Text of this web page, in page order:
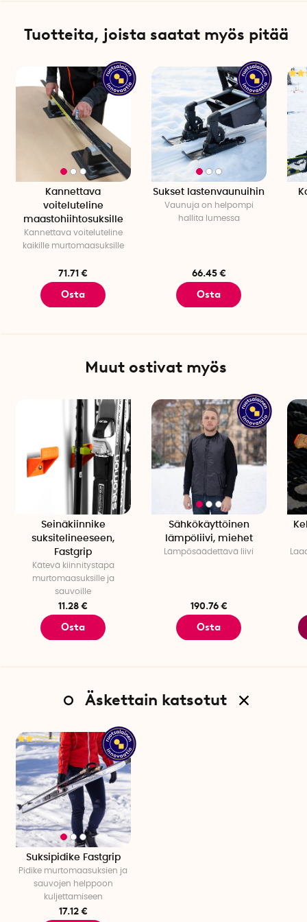
Tuotteita, joista saatat myös pitää
Kannettava
voiteluteline
maastohiihtosuksille
Kannettava voiteluteline
kaikille murtomaasuksille
71.71 €
Osta
Sukset lastenvaunuihin
Vaunuja on helpompi
hallita lumessa
66.45 €
Osta
Muut ostivat myös
Seinäkiinnike
suksitelineeseen,
Fastgrip
Kätevä kiinnitystapa
murtomaasuksille ja
sauvoille
11.28 €
Osta
Sähkökäyttöinen
lämpöliivi, miehet
Lämpösäädettävä liivi
190.76 €
Osta
Äskettain katsotut
Suksipidike Fastgrip
Pidike murtomaasuksien ja
sauvojen helppoon
kuljettamiseen
17.12 €